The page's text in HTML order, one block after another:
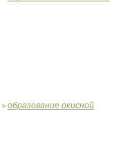
> образование окисной